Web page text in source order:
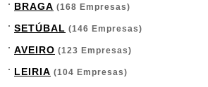
BRAGA (168 Empresas)
SETÚBAL (146 Empresas)
AVEIRO (123 Empresas)
LEIRIA (104 Empresas)